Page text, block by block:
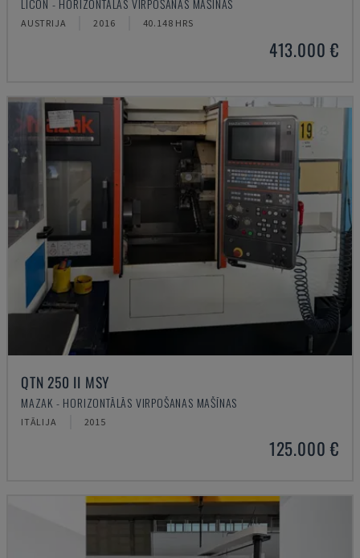
LICON - HORIZONTĀLĀS VIRPOŠANAS MAŠĪNAS
AUSTRIJA 2016 40.148 HRS
413.000 €
QTN 250 II MSY
MAZAK - HORIZONTĀLĀS VIRPOŠANAS MAŠĪNAS
ITĀLIJA 2015
125.000 €